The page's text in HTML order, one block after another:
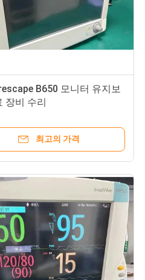
B650 모니터 유지보
장비 수리
최고의 가격